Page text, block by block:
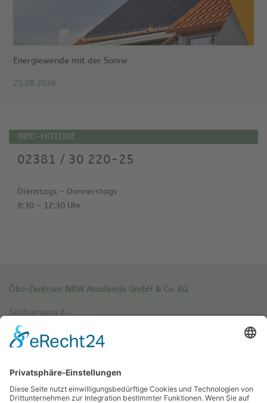
Energiewende mit der Sonne
25.08.2026
INFO-HOTLINE
02381 / 30 220-25
Dienstags - Donnerstags
8:30 - 12:30 Uhr
Öko-Zentrum NRW Akademie GmbH & Co. KG
Sachsenweg 8
59073 Hamm
Tel.: 02381 / 30 220-0
info[at]oe-akademie.de